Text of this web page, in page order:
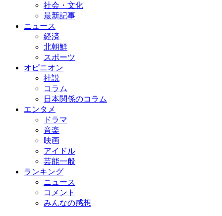
社会・文化
最新記事
ニュース
経済
北朝鮮
スポーツ
オピニオン
社説
コラム
日本関係のコラム
エンタメ
ドラマ
音楽
映画
アイドル
芸能一般
ランキング
ニュース
コメント
みんなの感想